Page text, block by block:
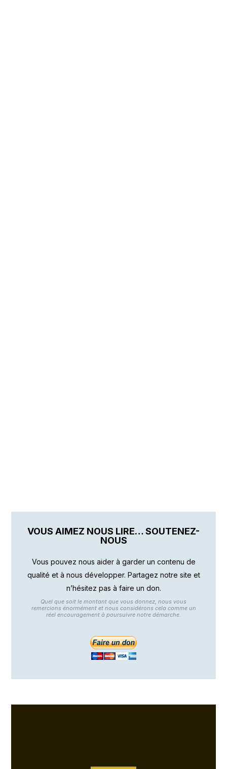
VOUS AIMEZ NOUS LIRE… SOUTENEZ-
NOUS
Vous pouvez nous aider à garder un contenu de
qualité et à nous développer. Partagez notre site et
n’hésitez pas à faire un don.
Quel que soit le montant que vous donnez, nous vous
remercions énormément et nous considérons cela comme un
réel encouragement à poursuivre notre démarche.